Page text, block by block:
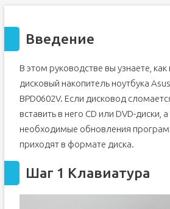
Шаг 2
Шаг 4
Шаг 5
Шаг 6
Шаг 8 Дисковод
Шаг 10
Введение
В этом руководстве вы узнаете,
дисковый накопитель ноутбука
BPD0602V. Если дисковод
вставить в него CD или DVD-диски,
необходимые обновления
приходят в формате диска.
Шаг 1 Клавиатура